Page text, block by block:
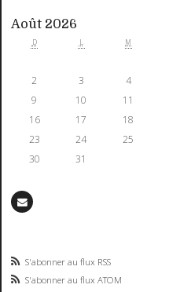
Août 2026
D L M
2
3 4
9
10 11
16
17 18
23
24 25
30
31
S'abonner au flux RSS
S'abonner au flux ATOM